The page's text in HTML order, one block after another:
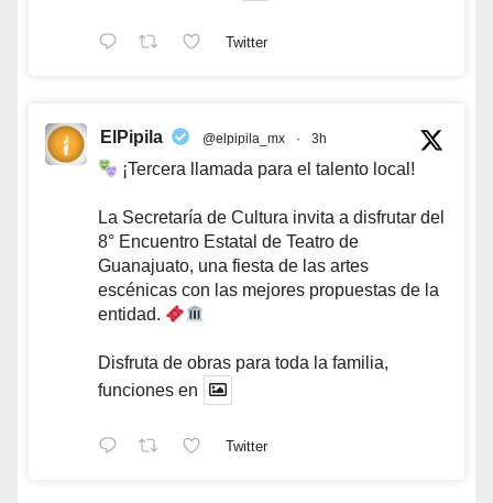
Twitter
ElPipila @elpipila_mx · 3h
¡Tercera llamada para el talento local!
La Secretaría de Cultura invita a disfrutar del
8° Encuentro Estatal de Teatro de
Guanajuato, una fiesta de las artes
escénicas con las mejores propuestas de la
entidad.
Disfruta de obras para toda la familia,
funciones en
Twitter